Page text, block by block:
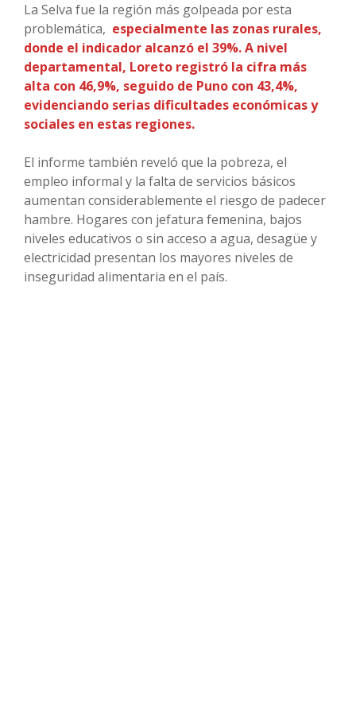
La Selva fue la región más golpeada por esta
problemática, especialmente las zonas rurales,
donde el indicador alcanzó el 39%. A nivel
departamental, Loreto registró la cifra más
alta con 46,9%, seguido de Puno con 43,4%,
evidenciando serias dificultades económicas y
sociales en estas regiones.
El informe también reveló que la pobreza, el
empleo informal y la falta de servicios básicos
aumentan considerablemente el riesgo de padecer
hambre. Hogares con jefatura femenina, bajos
niveles educativos o sin acceso a agua, desagüe y
electricidad presentan los mayores niveles de
inseguridad alimentaria en el país.